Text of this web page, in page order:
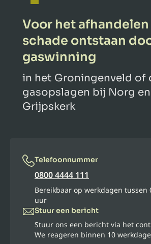
Voor het afhandelen
schade ontstaan
gaswinning
in het Groningenveld of
gasopslagen bij Norg en
Grijpskerk
Telefoonnummer
0800 4444 111
Bereikbaar op werkdagen tussen
uur
Stuur een bericht
Stuur ons een bericht via het
We reageren binnen 10